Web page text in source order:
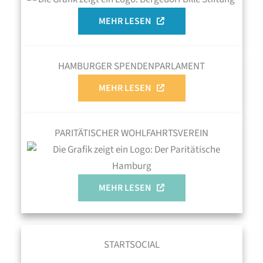
MEHR LESEN
HAMBURGER SPENDENPARLAMENT
MEHR LESEN
PARITÄTISCHER WOHLFAHRTSVEREIN
MEHR LESEN
STARTSOCIAL